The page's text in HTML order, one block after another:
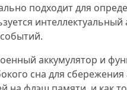
подходит для
аккумулятор и
сна для